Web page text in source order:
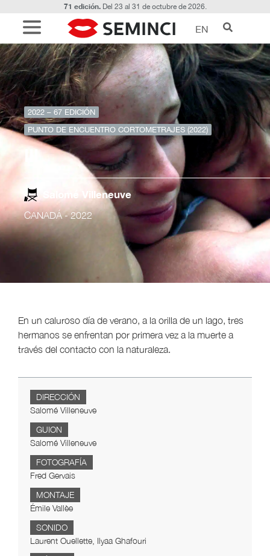
71 edición.Del 23 al 31 de octubre de 2026.
EN
2022 – 67 EDICIÓN
PUNTO DE ENCUENTRO CORTOMETRAJES (2022)
Salomé Villeneuve
CANADÁ- 2022
En un caluroso día de verano, a la orilla de un lago, tres
hermanos se enfrentan por primera vez a la muerte a
través del contacto con la naturaleza.
DIRECCIÓN
Salomé Villeneuve
GUION
Salomé Villeneuve
FOTOGRAFÍA
Fred Gervais
MONTAJE
Émile Vallèe
SONIDO
Laurent Ouellette, Ilyaa Ghafouri